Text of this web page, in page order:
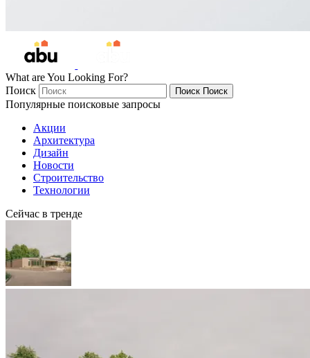
What are You Looking For?
Поиск
Поиск Поиск
Популярные поисковые запросы
Акции
Архитектура
Дизайн
Новости
Строительство
Технологии
Сейчас в тренде